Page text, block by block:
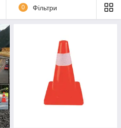
0 Фільтри